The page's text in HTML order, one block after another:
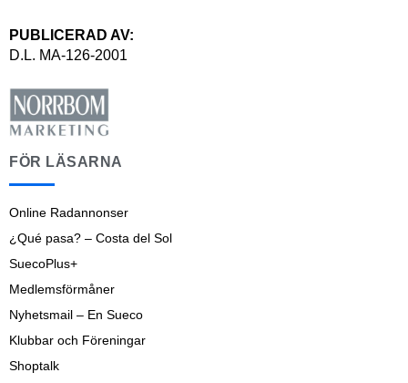
PUBLICERAD AV:
D.L. MA-126-2001
FÖR LÄSARNA
Online Radannonser
¿Qué pasa? – Costa del Sol
SuecoPlus+
Medlemsförmåner
Nyhetsmail – En Sueco
Klubbar och Föreningar
Shoptalk